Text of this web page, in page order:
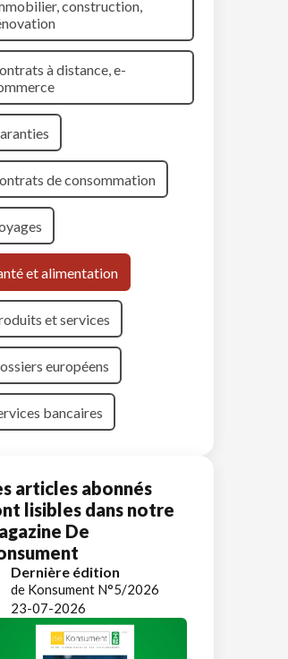
construction,
à distance, e-
de consommation
et alimentation
et services
européens
bancaires
articles abonnés
lisibles dans notre
De
Dernière édition
de Konsument N°5/2026
23-07-2026